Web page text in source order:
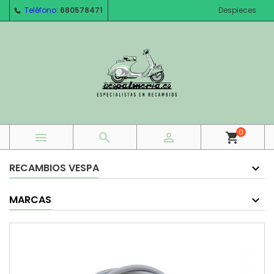
Teléfono: 680578471 Despieces
   shopping_cart0
RECAMBIOS VESPA
MARCAS